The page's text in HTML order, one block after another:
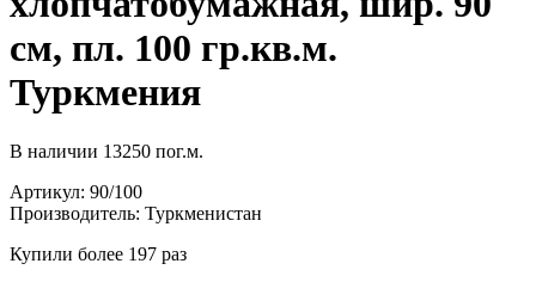
см, пл. 100 гр.кв.м.
Туркмения
В наличии 13250 пог.м.
Артикул: 90/100
Производитель: Туркменистан
Купили более 197 раз